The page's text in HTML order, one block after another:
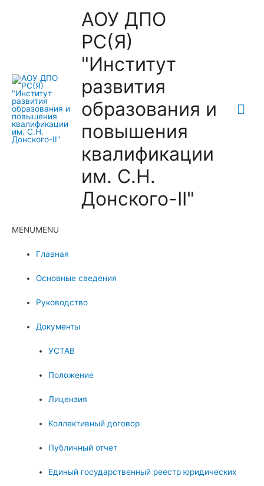
АОУ ДПО
РС(Я)
"Институт
развития
образования и
повышения
квалификации
им. С.Н.
Донского-II"
MENUMENU
Главная
Основные сведения
Руководство
Документы
УСТАВ
Положение
Лицензия
Коллективный договор
Публичный отчет
Единый государственный реестр юридических